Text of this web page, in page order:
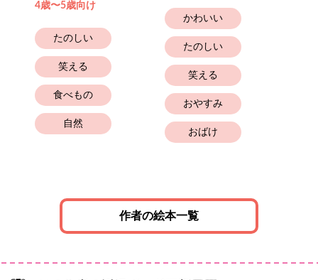
4歳〜5歳向け
たのしい
笑える
食べもの
自然
かわいい
たのしい
笑える
おやすみ
おばけ
作者の絵本一覧